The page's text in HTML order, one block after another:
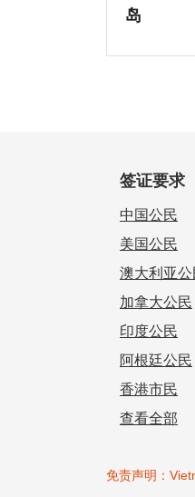
岛
签证要求
中国公民
美国公民
澳大利亚公
加拿大公民
印度公民
阿根廷公民
香港市民
查看全部
免责声明：